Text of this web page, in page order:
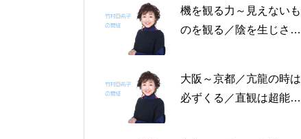
機を観る力～見えないも
のを観る／陰を生じさせ
月4日～2月8日の5日分
の易経一日一言
大阪～京都／亢龍の時は
必ずくる／直観は超能力